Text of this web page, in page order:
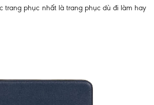
trang phục nhất là trang phục dù đi làm hay